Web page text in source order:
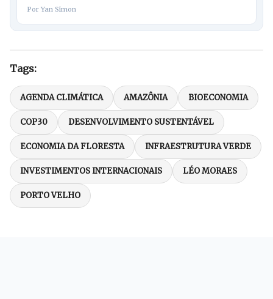
Por Yan Simon
Tags:
AGENDA CLIMÁTICA AMAZÔNIA BIOECONOMIA
COP30 DESENVOLVIMENTO SUSTENTÁVEL
ECONOMIA DA FLORESTA INFRAESTRUTURA VERDE
INVESTIMENTOS INTERNACIONAIS LÉO MORAES
PORTO VELHO